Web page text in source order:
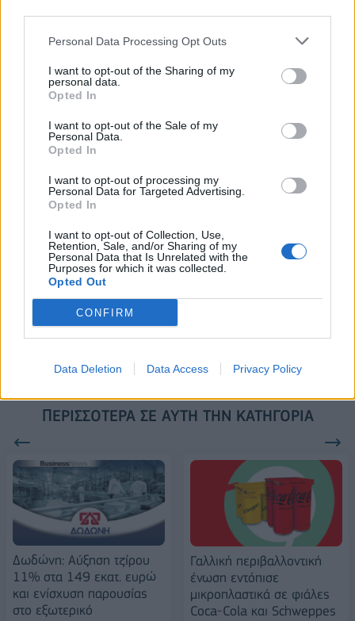
Personal Data Processing Opt Outs
I want to opt-out of the Sharing of my
personal data.
Opted In
I want to opt-out of the Sale of my
Personal Data.
Opted In
I want to opt-out of processing my
Personal Data for Targeted Advertising.
Opted In
I want to opt-out of Collection, Use,
Retention, Sale, and/or Sharing of my
Personal Data that Is Unrelated with the
Purposes for which it was collected.
Opted Out
CONFIRM
Data Deletion Data Access Privacy Policy
Η Chery επενδύει 75 εκατ. δολάρια στην KG Mobility
Το FIAT 500 Hybrid τώρα από
18.990 ευρώ
Ατρόμητος και Novibet
συνεχίζουν μαζί: Ανανέωση της
18η συνεχόμενη χρονιά για τον ΟΤΕ στη διεθνή σειρά δεικτών
FTSE4Good
Alpha Bank: Για πρώτη φορά το Αρχαίο Θέατρο Επιδαύρου άνοιξε τις
πύλες του σε όλους
ΠΕΡΙΣΣΌΤΕΡΑ ΣΕ ΑΥΤΉ ΤΗΝ ΚΑΤΗΓΟΡΊΑ
Δωδώνη: Αύξηση τζίρου
11% στα 149 εκατ. ευρώ
και ενίσχυση παρουσίας
στο εξωτερικό
Γαλλική περιβαλλοντική
ένωση εντόπισε
μικροπλαστικά σε φιάλες
Coca-Cola και Schweppes